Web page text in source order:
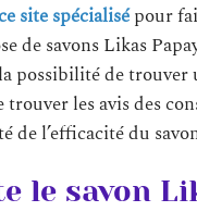
site spécialisépour
de savons Likas
possibilité de trouver
les avis des
de l’efficacité du
le savon